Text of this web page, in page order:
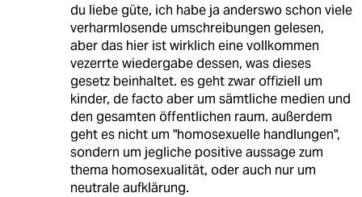
du liebe güte, ich habe ja anderswo schon viele
verharmlosende umschreibungen gelesen,
aber das hier ist wirklich eine vollkommen
vezerrte wiedergabe dessen, was dieses
gesetz beinhaltet. es geht zwar offiziell um
kinder, de facto aber um sämtliche medien und
den gesamten öffentlichen raum. außerdem
geht es nicht um "homosexuelle handlungen",
sondern um jegliche positive aussage zum
thema homosexualität, oder auch nur um
neutrale aufklärung.